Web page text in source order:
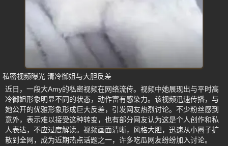
私密视频曝光 清冷御姐与大胆反差
近日，一段大Amy的私密视频在网络流传。视频中她展现出与平时高
冷御姐形象明显不同的状态，动作富有感染力。该视频迅速传播，与
她公开的优雅形象形成巨大反差，引发网友热烈讨论。不少粉丝感到
意外，表示难以接受这种转变，也有部分网友认为这是个人创作和私
人表达，不应过度解读。视频画面清晰，风格大胆，迅速从小圈子扩
散到全网，成为近期热点话题之一，许多吃瓜网友纷纷加入讨论。